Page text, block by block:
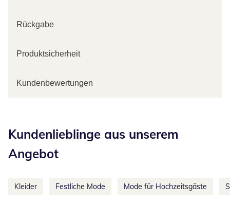
Rückgabe
Produktsicherheit
Kundenbewertungen
Kundenlieblinge aus unserem
Angebot
Kleider Festliche Mode Mode für Hochzeitsgäste